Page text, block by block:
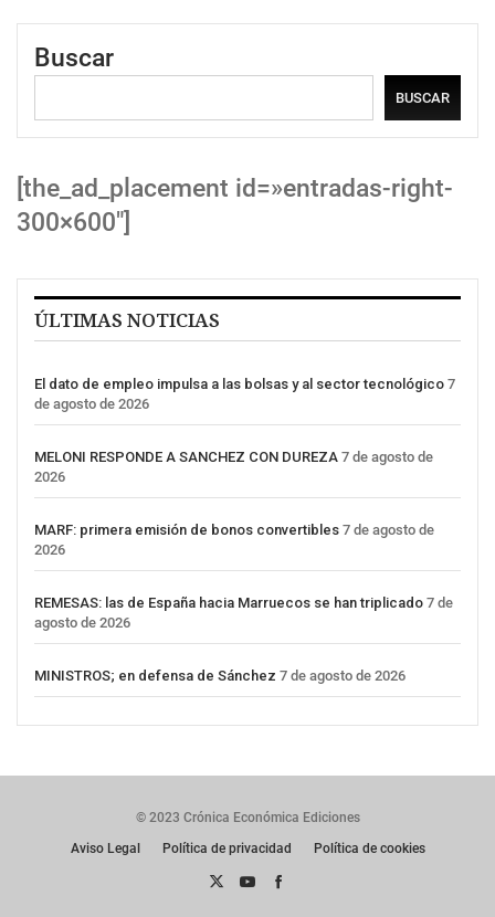
Buscar
BUSCAR
[the_ad_placement id=»entradas-right-
300×600″]
ÚLTIMAS NOTICIAS
El dato de empleo impulsa a las bolsas y al sector tecnológico 7
de agosto de 2026
MELONI RESPONDE A SANCHEZ CON DUREZA 7 de agosto de
2026
MARF: primera emisión de bonos convertibles 7 de agosto de
2026
REMESAS: las de España hacia Marruecos se han triplicado 7 de
agosto de 2026
MINISTROS; en defensa de Sánchez 7 de agosto de 2026
© 2023 Crónica Económica Ediciones
Aviso Legal
Política de privacidad Política de cookies